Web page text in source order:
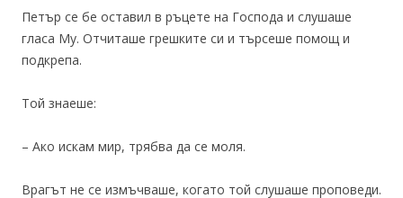
Петър се бе оставил в ръцете на Господа и слушаше
гласа Му. Отчиташе грешките си и търсеше помощ и
подкрепа.
Той знаеше:
– Ако искам мир, трябва да се моля.
Врагът не се измъчваше, когато той слушаше проповеди.